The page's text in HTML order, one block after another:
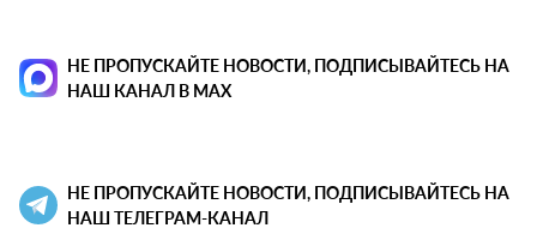
НЕ ПРОПУСКАЙТЕ НОВОСТИ, ПОДПИСЫВАЙТЕСЬ НА
НАШ КАНАЛ В MAX
НЕ ПРОПУСКАЙТЕ НОВОСТИ, ПОДПИСЫВАЙТЕСЬ НА
НАШ ТЕЛЕГРАМ-КАНАЛ